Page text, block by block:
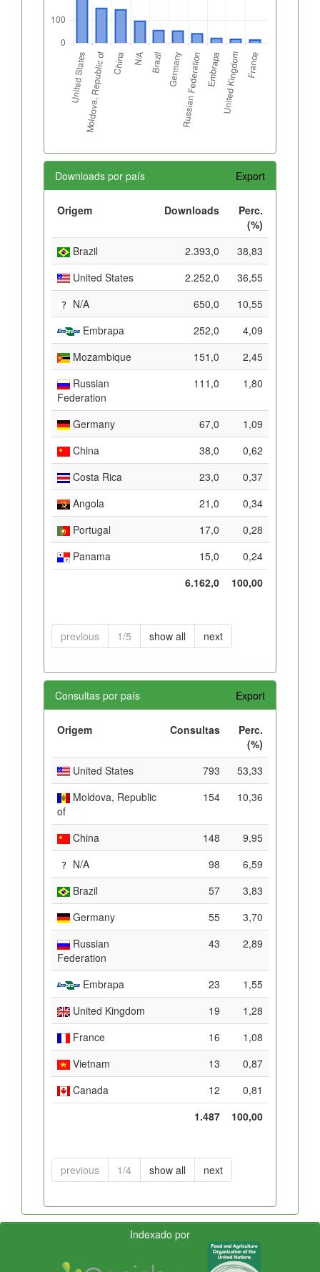
Downloads por país Export
Origem Downloads
Perc.
(%)
Brazil
2.393,0
38,83
United States
2.252,0
36,55
N/A
650,0
10,55
Embrapa
252,0
4,09
Mozambique
151,0
2,45
Russian
Federation
111,0 1,80
Germany 67,0
1,09
China
38,0
0,62
Costa Rica
23,0
0,37
Angola
21,0
0,34
Portugal
17,0
0,28
Panama
15,0
0,24
6.162,0
100,00
previous 1/5 show all next
Consultas por país Export
Origem Consultas
Perc.
(%)
United States
793
53,33
Moldova, Republic
of
154 10,36
China 148
9,95
N/A
98
6,59
Brazil
57
3,83
Germany
55
3,70
Russian
Federation
43 2,89
Embrapa 23
1,55
United Kingdom
19
1,28
France
16
1,08
Vietnam
13
0,87
Canada
12
0,81
1.487
100,00
previous 1/4 show all next
Indexado por